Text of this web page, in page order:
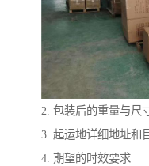
2. 包装后的重量与尺
3. 起运地详细地址和
4. 期望的时效要求